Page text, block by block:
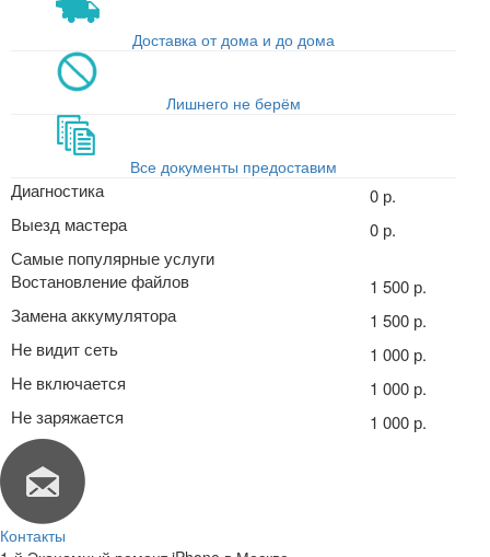
Доставка от дома и до дома
Лишнего не берём
Все документы предоставим
Диагностика
0 р.
Выезд мастера
0 р.
Самые популярные услуги
Востановление файлов
1 500 р.
Замена аккумулятора
1 500 р.
Не видит сеть
1 000 р.
Не включается
1 000 р.
Не заряжается
1 000 р.
Контакты